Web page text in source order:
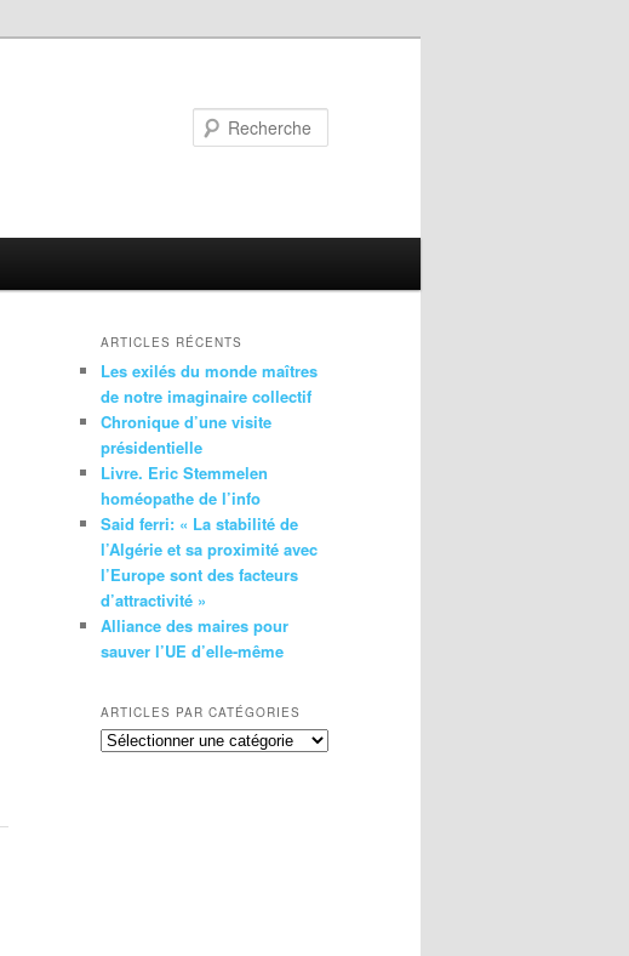
ARTICLES RÉCENTS
Les exilés du monde maîtres
de notre imaginaire collectif
Chronique d’une visite
présidentielle
Livre. Eric Stemmelen
homéopathe de l’info
Said ferri: « La stabilité de
l’Algérie et sa proximité avec
l’Europe sont des facteurs
d’attractivité »
Alliance des maires pour
sauver l’UE d’elle-même
ARTICLES PAR CATÉGORIES
Articles